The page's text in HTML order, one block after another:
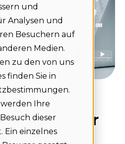
und
Analysen und
Besuchern auf
Medien.
zu den von uns
finden Sie in
Ihre
dieser
Ein einzelnes
Tools zur
der